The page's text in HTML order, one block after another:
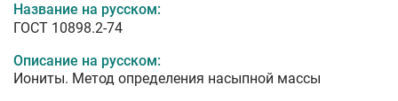
Название на русском:
ГОСТ 10898.2-74
Описание на русском:
Иониты. Метод определения насыпной массы